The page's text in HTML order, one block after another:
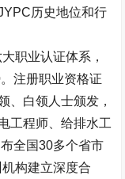
历史地位和行
职业认证体系，
。注册职业资格证
、白领人士颁发，
工程师、给排水工
全国30多个省市
构建立深度合